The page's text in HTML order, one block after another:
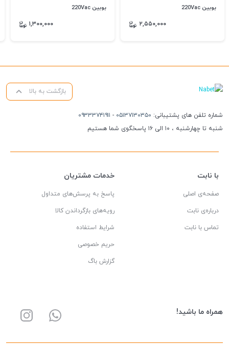
بوبین 220Vac
۲,۵۵۰,۰۰۰
بوبین 220Vac
۱,۳۰۰,۰۰۰
بازگشت به بالا
شماره تلفن های پشتیبانی: ۰۵۱۳۷۱۳۰۳۵۰ - ۰۹۳۳۳۷۴۱۹۱۱
شنبه تا چهارشنبه ، ۱۰ الی ۱۶ پاسخگوی شما هستیم
با نابت
صفحه‌ی اصلی
درباره‌ی نابت
تماس با نابت
خدمات مشتریان
پاسخ به پرسش‌های متداول
رویه‌های بازگرداندن کالا
شرایط استفاده
حریم خصوصی
گزارش باگ
همراه ما باشید!